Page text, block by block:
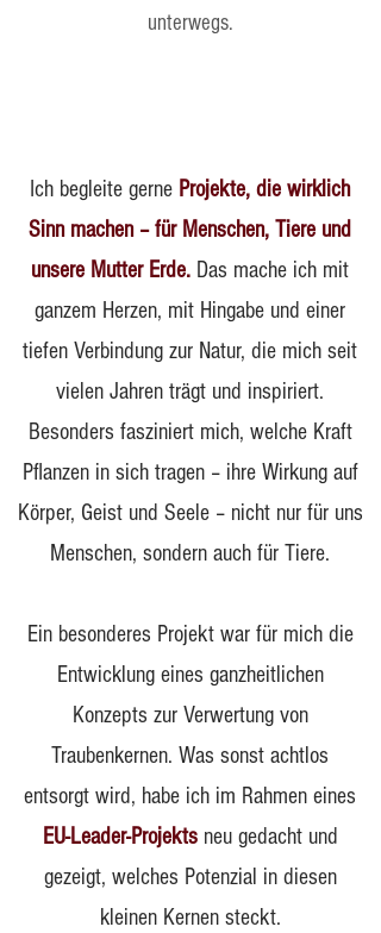
unterwegs.
Ich begleite gerne Projekte, die wirklich
Sinn machen – für Menschen, Tiere und
unsere Mutter Erde. Das mache ich mit
ganzem Herzen, mit Hingabe und einer
tiefen Verbindung zur Natur, die mich seit
vielen Jahren trägt und inspiriert.
Besonders fasziniert mich, welche Kraft
Pflanzen in sich tragen – ihre Wirkung auf
Körper, Geist und Seele – nicht nur für uns
Menschen, sondern auch für Tiere.
Ein besonderes Projekt war für mich die
Entwicklung eines ganzheitlichen
Konzepts zur Verwertung von
Traubenkernen. Was sonst achtlos
entsorgt wird, habe ich im Rahmen eines
EU-Leader-Projekts neu gedacht und
gezeigt, welches Potenzial in diesen
kleinen Kernen steckt.